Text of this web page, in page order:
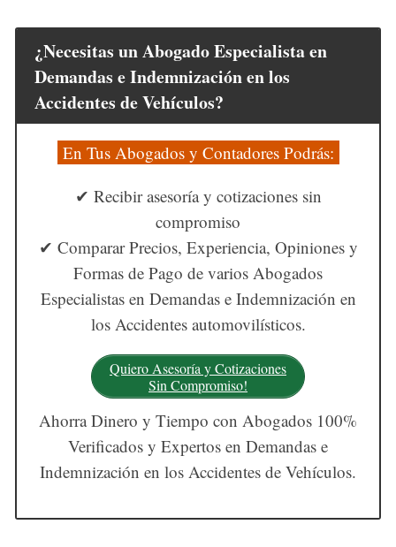
¿Necesitas un Abogado Especialista en
Demandas e Indemnización en los
Accidentes de Vehículos?
En Tus Abogados y Contadores Podrás:
✔ Recibir asesoría y cotizaciones sin
compromiso
✔ Comparar Precios, Experiencia, Opiniones y
Formas de Pago de varios Abogados
Especialistas en Demandas e Indemnización en
los Accidentes automovilísticos.
Quiero Asesoría y Cotizaciones
Sin Compromiso!
Ahorra Dinero y Tiempo con Abogados 100%
Verificados y Expertos en Demandas e
Indemnización en los Accidentes de Vehículos.